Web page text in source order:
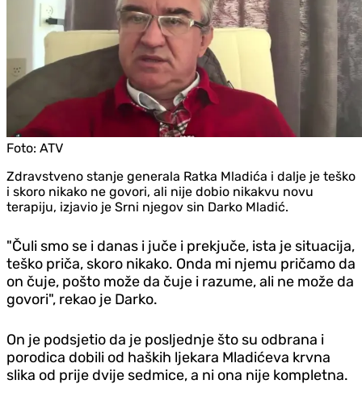
Foto: ATV
Zdravstveno stanje generala Ratka Mladića i dalje je teško
i skoro nikako ne govori, ali nije dobio nikakvu novu
terapiju, izjavio je Srni njegov sin Darko Mladić.
"Čuli smo se i danas i juče i prekjuče, ista je situacija,
teško priča, skoro nikako. Onda mi njemu pričamo da
on čuje, pošto može da čuje i razume, ali ne može da
govori", rekao je Darko.
On je podsjetio da je posljednje što su odbrana i
porodica dobili od haških ljekara Mladićeva krvna
slika od prije dvije sedmice, a ni ona nije kompletna.